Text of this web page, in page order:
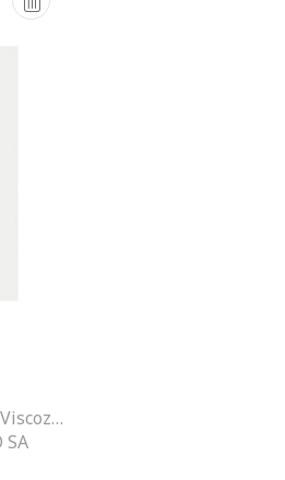
Bluza dama, Multicolor, Viscoza, Multicolor
SA